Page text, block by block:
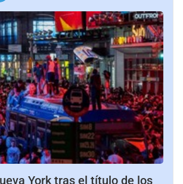
York tras el título de los